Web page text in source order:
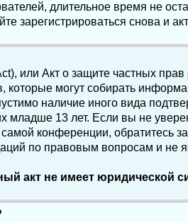
длительное время не
зарегистрироваться снова и
или Акт о защите частных прав
могут собирать
наличие иного вида
младше 13 лет. Если вы не
конференции, обратитесь
по правовым вопросам и не
акт не имеет юридической